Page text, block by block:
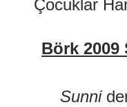
Çocuklar
Börk 2009
Sunni